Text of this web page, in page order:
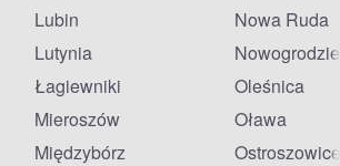
Lubin
Lutynia
Łagiewniki
Mieroszów
Międzybórz
Nowa Ruda
Nowogrodziec
Oleśnica
Oława
Ostroszowice